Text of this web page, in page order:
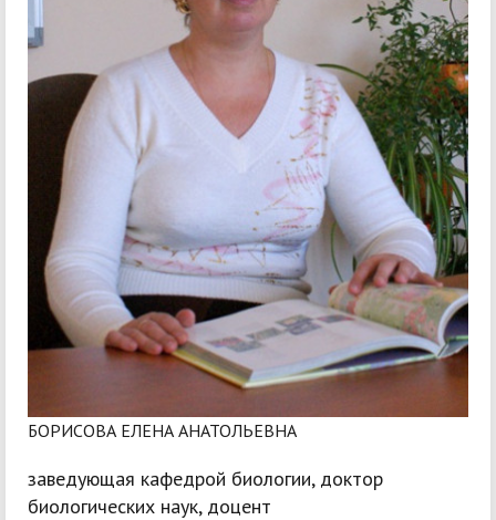
БОРИСОВА ЕЛЕНА АНАТОЛЬЕВНА
заведующая кафедрой биологии, доктор
биологических наук, доцент